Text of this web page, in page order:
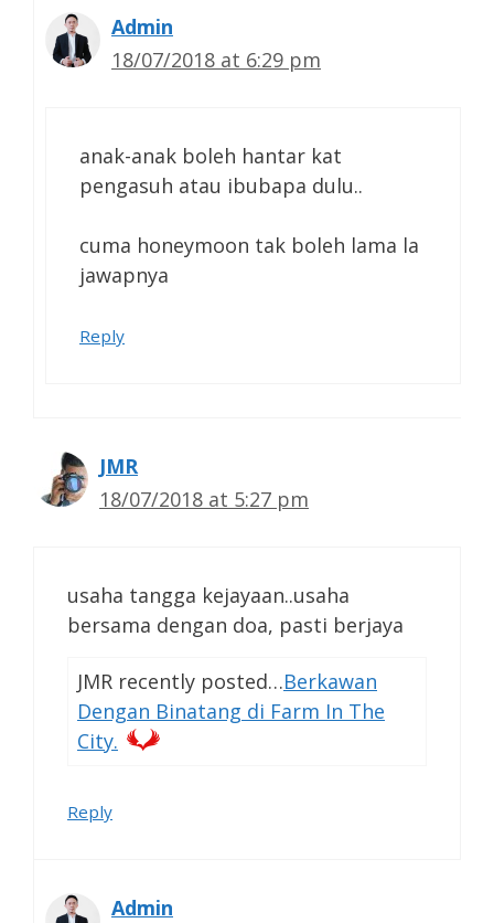
Admin
18/07/2018 at 6:29 pm
anak-anak boleh hantar kat
pengasuh atau ibubapa dulu..
cuma honeymoon tak boleh lama la
jawapnya
Reply
JMR
18/07/2018 at 5:27 pm
usaha tangga kejayaan..usaha
bersama dengan doa, pasti berjaya
JMR recently posted…Berkawan
Dengan Binatang di Farm In The
City.
Reply
Admin